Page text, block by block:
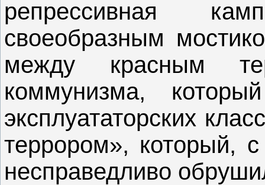
репрессивная
своеобразным
между красным
коммунизма,
эксплуататорских
террором», который,
несправедливо